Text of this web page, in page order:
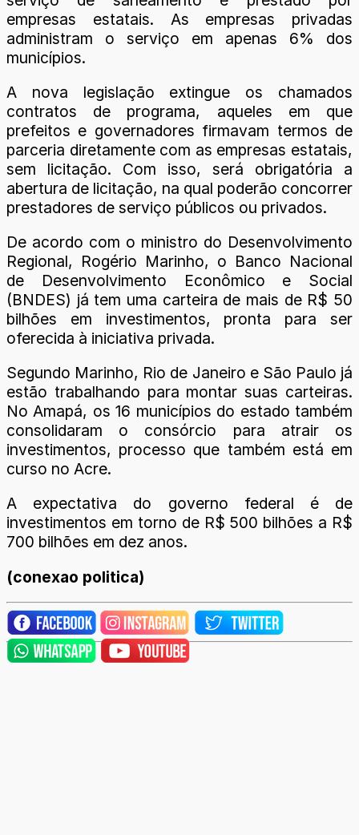
empresas estatais. As empresas privadas
administram o serviço em apenas 6% dos
municípios.
A nova legislação extingue os chamados
contratos de programa, aqueles em que
prefeitos e governadores firmavam termos de
parceria diretamente com as empresas estatais,
sem licitação. Com isso, será obrigatória a
abertura de licitação, na qual poderão concorrer
prestadores de serviço públicos ou privados.
De acordo com o ministro do Desenvolvimento
Regional, Rogério Marinho, o Banco Nacional
de Desenvolvimento Econômico e Social
(BNDES) já tem uma carteira de mais de R$ 50
bilhões em investimentos, pronta para ser
oferecida à iniciativa privada.
Segundo Marinho, Rio de Janeiro e São Paulo já
estão trabalhando para montar suas carteiras.
No Amapá, os 16 municípios do estado também
consolidaram o consórcio para atrair os
investimentos, processo que também está em
curso no Acre.
A expectativa do governo federal é de
investimentos em torno de R$ 500 bilhões a R$
700 bilhões em dez anos.
(conexao politica)